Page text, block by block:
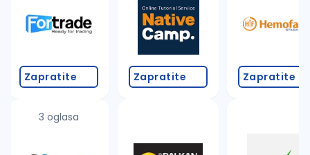
proverite pravopisne greške (koristite č, ć, š, đ,
povećajte radijus za odabrani grad
promenite odabrane filtere pretrage
Zapratite
3 oglasa
Zapratite Zapratite